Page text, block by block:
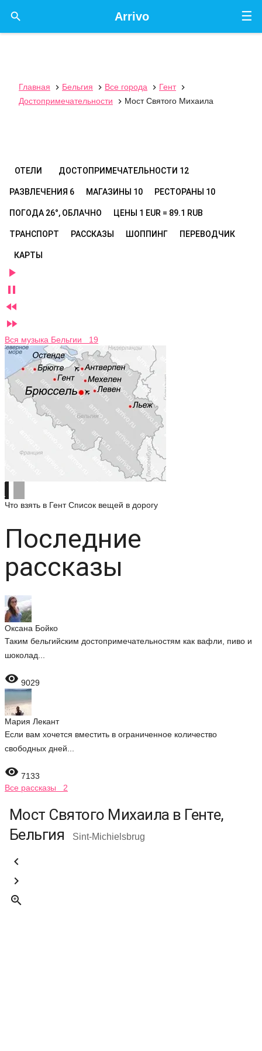
☰
Arrivo

Главная  Бельгия  Все города  Гент

Достопримечательности
 Мост Святого Михаила
ОТЕЛИ ДОСТОПРИМЕЧАТЕЛЬНОСТИ 12
РАЗВЛЕЧЕНИЯ 6 МАГАЗИНЫ 10 РЕСТОРАНЫ 10
ПОГОДА 26°, ОБЛАЧНО ЦЕНЫ 1 EUR = 89.1 RUB
ТРАНСПОРТ РАССКАЗЫ ШОППИНГ ПЕРЕВОДЧИК
КАРТЫ




Вся музыка Бельгии 19
Что взять в Гент Список вещей в дорогу
Последние
рассказы
Оксана Бойко
Таким бельгийским достопримечательностям как вафли, пиво и
шоколад...
 9029
Мария Лекант
Если вам хочется вместить в ограниченное количество
свободных дней...
 7133
Все рассказы 2
Мост Святого Михаила в Генте,
Бельгия
Sint-Michielsbrug


